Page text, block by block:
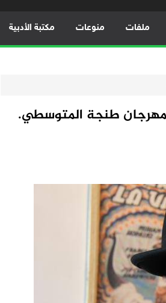
ملفات منوعات مكتبة الأدبية
طنجة المتوسطي.